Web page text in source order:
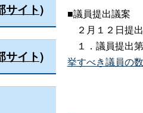
■議員提出議案
２月１２日提
１．議員提出
挙すべき議員の
サイト)
サイト)